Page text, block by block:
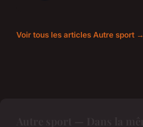
Voir tous les articles Autre sport →